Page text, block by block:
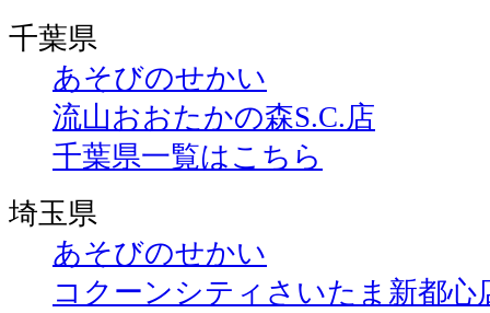
千葉県
あそびのせかい
流山おおたかの森S.C.店
千葉県一覧はこちら
埼玉県
あそびのせかい
コクーンシティさいたま新都心